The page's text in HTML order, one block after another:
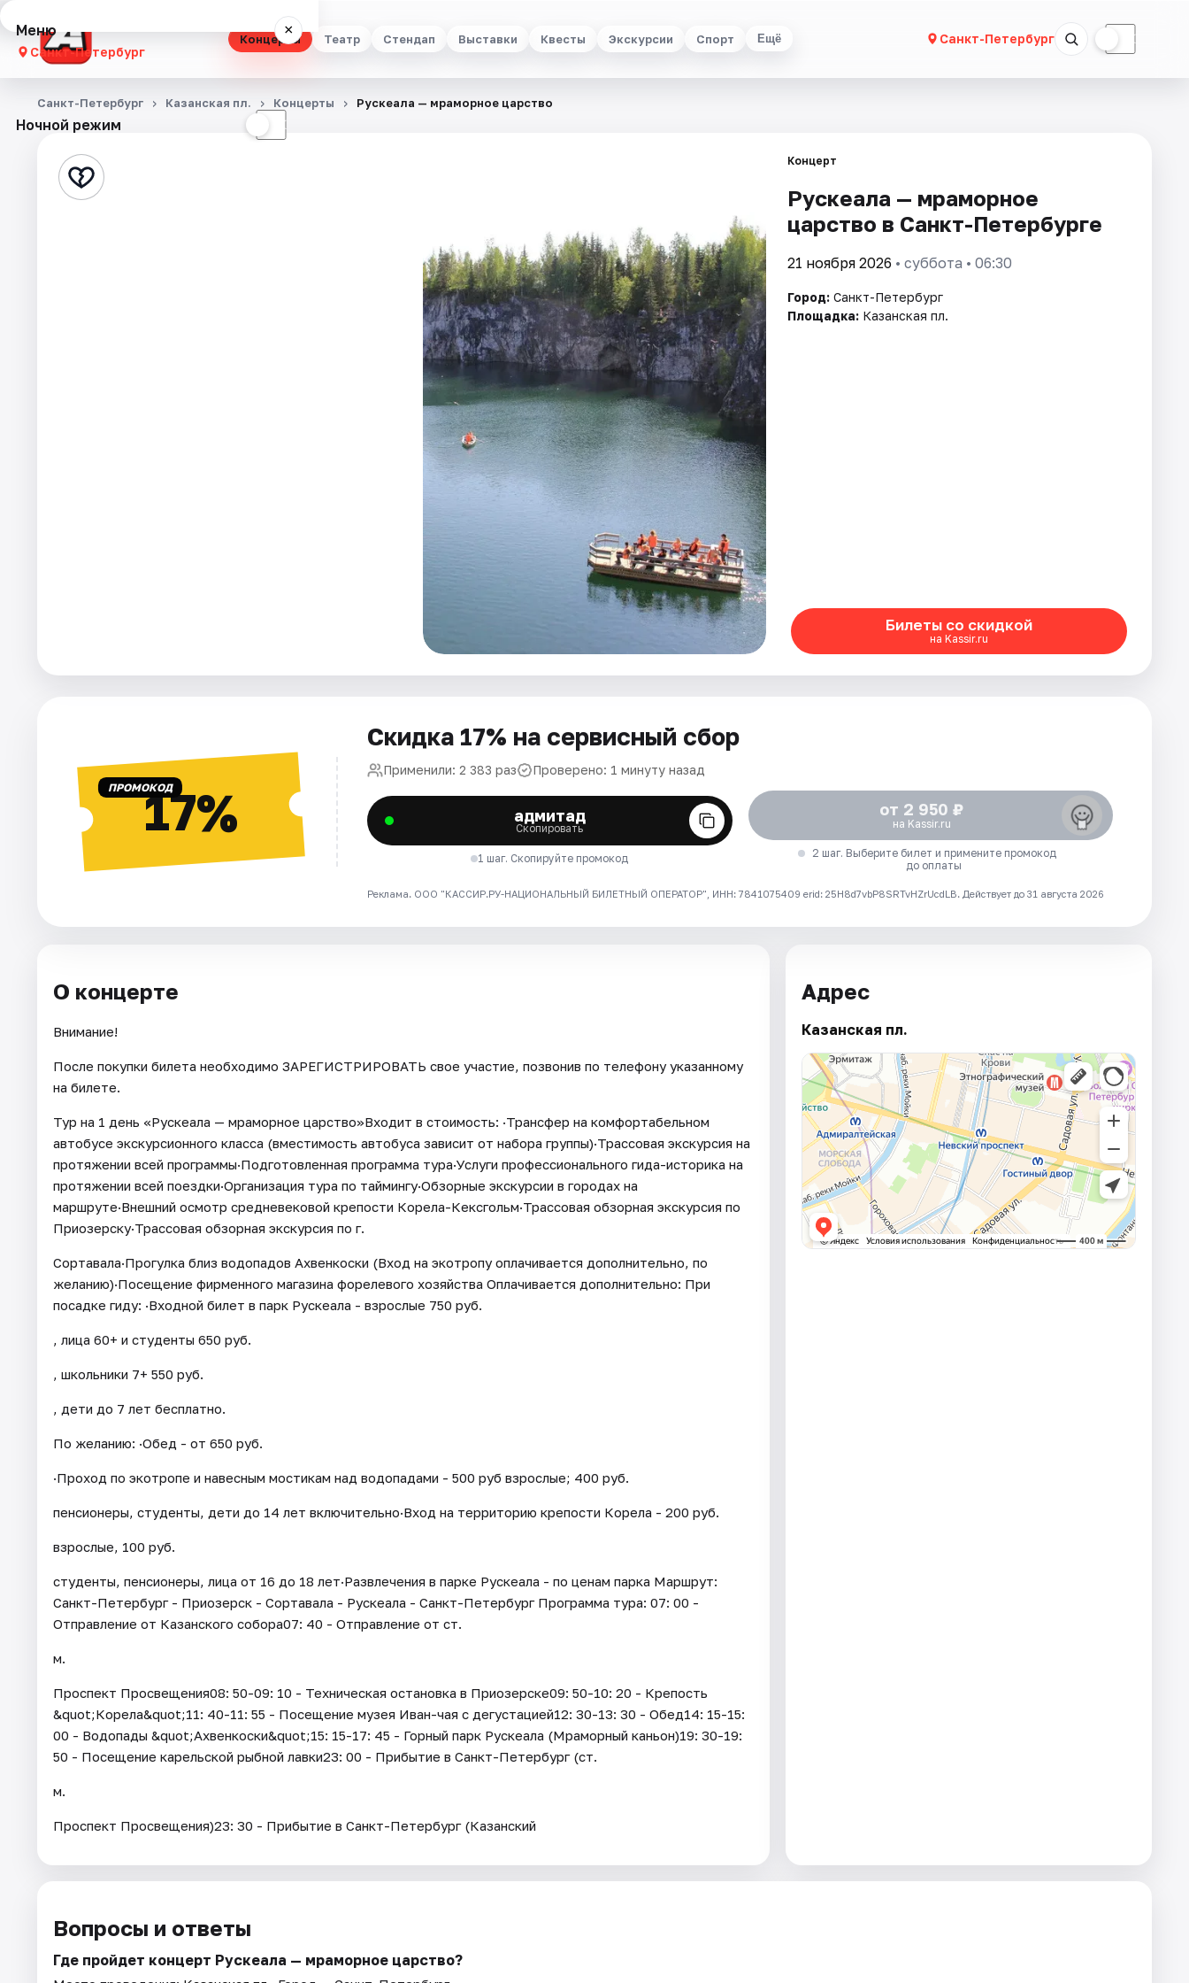
Концерты Театр Стендап Выставки Квесты Экскурсии Спорт Ещё Санкт-Петербург ☾
Меню ×
Санкт-Петербург
Концерты
Стендап
Ночной режим ☾
Санкт-Петербург Казанская пл. Концерты Рускеала — мраморное царство
Концерт
Рускеала — мраморное
царство в Санкт-Петербурге
21 ноября 2026 • суббота • 06:30
Город: Санкт-Петербург
Площадка: Казанская пл.
Билеты со скидкой
на Kassir.ru
ПРОМОКОД17%
Скидка 17% на сервисный сбор
Применили: 2 383 раз Проверено: 1 минуту назад
адмитад
Скопировать
1 шаг. Скопируйте промокод
от 2 950 ₽
на Kassir.ru
2 шаг. Выберите билет и примените промокод
до оплаты
Реклама. ООО "КАССИР.РУ-НАЦИОНАЛЬНЫЙ БИЛЕТНЫЙ ОПЕРАТОР", ИНН: 7841075409 erid: 25H8d7vbP8SRTvHZrUcdLB. Действует до 31 августа 2026
О концерте
Внимание!
После покупки билета необходимо ЗАРЕГИСТРИРОВАТЬ свое участие, позвонив по телефону указанному
на билете.
Тур на 1 день «Рускеала — мраморное царство»Входит в стоимость: ·Трансфер на комфортабельном
автобусе экскурсионного класса (вместимость автобуса зависит от набора группы)·Трассовая экскурсия на
протяжении всей программы·Подготовленная программа тура·Услуги профессионального гида-историка на
протяжении всей поездки·Организация тура по таймингу·Обзорные экскурсии в городах на
маршруте·Внешний осмотр средневековой крепости Корела-Кексгольм·Трассовая обзорная экскурсия по
Приозерску·Трассовая обзорная экскурсия по г.
Сортавала·Прогулка близ водопадов Ахвенкоски (Вход на экотропу оплачивается дополнительно, по
желанию)·Посещение фирменного магазина форелевого хозяйства Оплачивается дополнительно: При
посадке гиду: ·Входной билет в парк Рускеала - взрослые 750 руб.
, лица 60+ и студенты 650 руб.
, школьники 7+ 550 руб.
, дети до 7 лет бесплатно.
По желанию: ·Обед - от 650 руб.
·Проход по экотропе и навесным мостикам над водопадами - 500 руб взрослые; 400 руб.
пенсионеры, студенты, дети до 14 лет включительно·Вход на территорию крепости Корела - 200 руб.
взрослые, 100 руб.
студенты, пенсионеры, лица от 16 до 18 лет·Развлечения в парке Рускеала - по ценам парка Маршрут:
Санкт-Петербург - Приозерск - Сортавала - Рускеала - Санкт-Петербург Программа тура: 07: 00 -
Отправление от Казанского собора07: 40 - Отправление от ст.
м.
Проспект Просвещения08: 50-09: 10 - Техническая остановка в Приозерске09: 50-10: 20 - Крепость
&quot;Корела&quot;11: 40-11: 55 - Посещение музея Иван-чая с дегустацией12: 30-13: 30 - Обед14: 15-15:
00 - Водопады &quot;Ахвенкоски&quot;15: 15-17: 45 - Горный парк Рускеала (Мраморный каньон)19: 30-19:
50 - Посещение карельской рыбной лавки23: 00 - Прибытие в Санкт-Петербург (ст.
м.
Проспект Просвещения)23: 30 - Прибытие в Санкт-Петербург (Казанский
Адрес
Казанская пл.
Вопросы и ответы
Где пройдет концерт Рускеала — мраморное царство?